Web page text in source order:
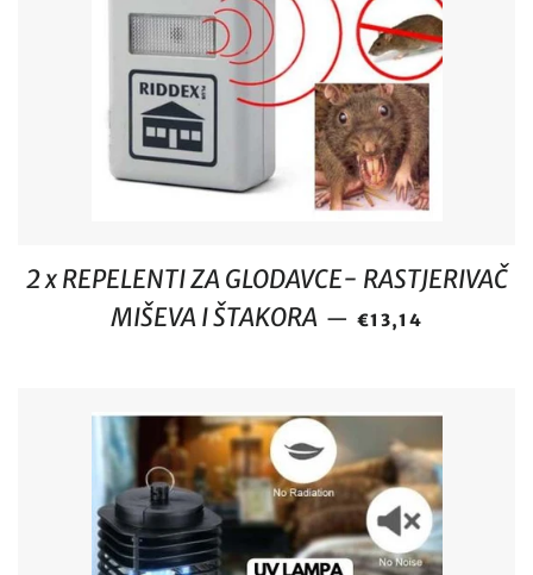
2 x REPELENTI ZA GLODAVCE- RASTJERIVAČ
MIŠEVA I ŠTAKORA — REDOVNA CIJENA
€13,14